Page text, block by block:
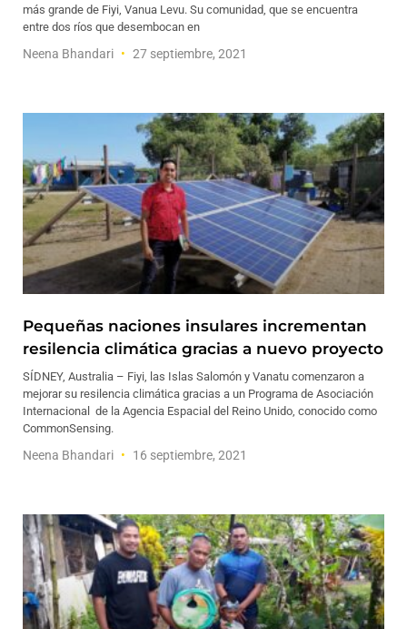
más grande de Fiyi, Vanua Levu. Su comunidad, que se encuentra
entre dos ríos que desembocan en
Neena Bhandari 27 septiembre, 2021
Pequeñas naciones insulares incrementan
resilencia climática gracias a nuevo proyecto
SÍDNEY, Australia – Fiyi, las Islas Salomón y Vanatu comenzaron a
mejorar su resilencia climática gracias a un Programa de Asociación
Internacional de la Agencia Espacial del Reino Unido, conocido como
CommonSensing.
Neena Bhandari 16 septiembre, 2021